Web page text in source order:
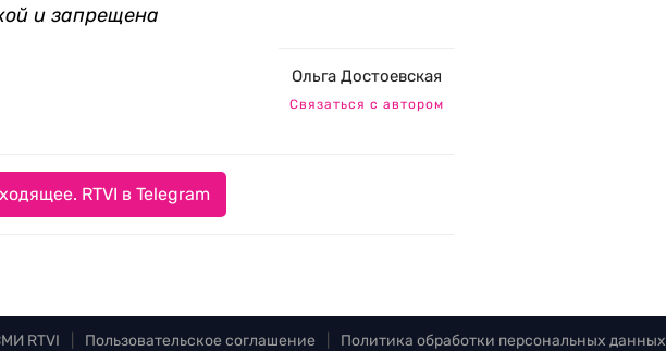
и запрещена
Ольга Достоевская
Связаться с автором
RTVI в Telegram
RTVI Пользовательское соглашение Политика обработки персональных данных